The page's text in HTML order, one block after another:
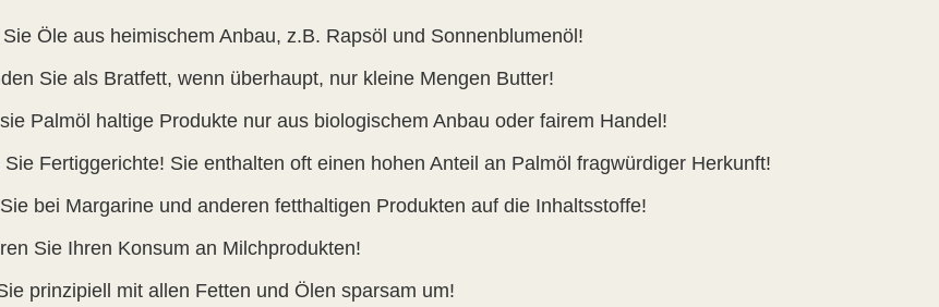
Öle aus heimischem Anbau, z.B. Rapsöl und Sonnenblumenöl!
Sie als Bratfett, wenn überhaupt, nur kleine Mengen Butter!
Palmöl haltige Produkte nur aus biologischem Anbau oder fairem Handel!
Sie Fertiggerichte! Sie enthalten oft einen hohen Anteil an Palmöl fragwürdiger Herkunft!
bei Margarine und anderen fetthaltigen Produkten auf die Inhaltsstoffe!
Sie Ihren Konsum an Milchprodukten!
prinzipiell mit allen Fetten und Ölen sparsam um!